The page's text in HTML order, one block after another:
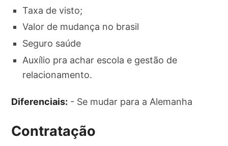
Taxa de visto;
Valor de mudança no brasil
Seguro saúde
Auxílio pra achar escola e gestão de
relacionamento.
Diferenciais: - Se mudar para a Alemanha
Contratação